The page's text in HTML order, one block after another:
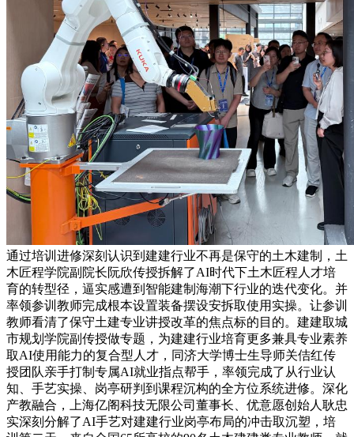
通过培训进修深刻认识到建建行业不再是保守的土木建制，土
木匠程学院副院长阮欣传授拆解了AI时代下土木匠程人才培
育的转型径，逼实感遭到智能建制海潮下行业的迭代变化。并
率领参训教师完成根本设置装备摆设安拆取使用实操。让参训
教师看清了保守土建专业讲授改革的焦点标的目的。建建取城
市规划学院副传授做专题，为建建行业培育更多兼具专业素养
取AI使用能力的复合型人才，同济大学博士生导师关佶红传
授团队亲手打制专属AI就业指点帮手，率领完成了从行业认
知、手艺实操、岗亭研判到课程沉构的全方位系统进修。深化
产教融合，上海亿阁科技无限公司董事长、优意愿创始人耿忠
实深刻分解了AI手艺对建建行业岗亭布局的冲击取沉塑，培